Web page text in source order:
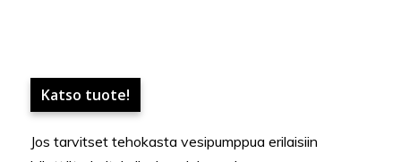
Katso tuote!
Jos tarvitset tehokasta vesipumppua erilaisiin